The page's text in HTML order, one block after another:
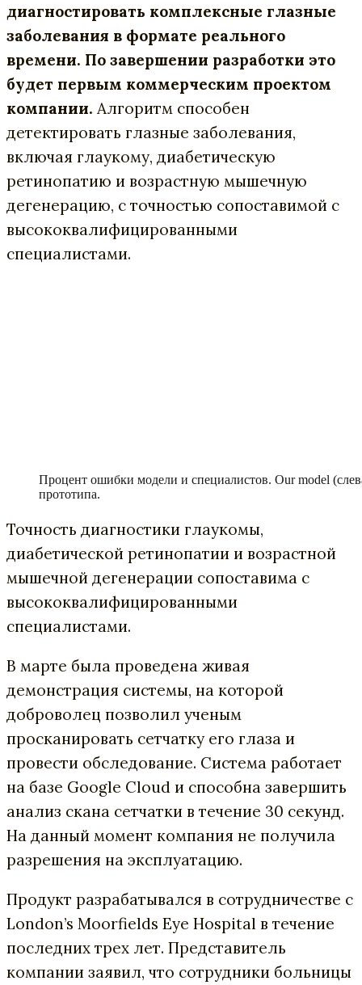
диагностировать комплексные глазные
заболевания в формате реального
времени. По завершении разработки это
будет первым коммерческим проектом
компании. Алгоритм способен
детектировать глазные заболевания,
включая глаукому, диабетическую
ретинопатию и возрастную мышечную
дегенерацию, с точностью сопоставимой с
высококвалифицированными
специалистами.
Процент ошибки модели и специалистов. Our model
прототипа.
Точность диагностики глаукомы,
диабетической ретинопатии и возрастной
мышечной дегенерации сопоставима с
высококвалифицированными
специалистами.
В марте была проведена живая
демонстрация системы, на которой
доброволец позволил ученым
просканировать сетчатку его глаза и
провести обследование. Система работает
на базе Google Cloud и способна завершить
анализ скана сетчатки в течение 30 секунд.
На данный момент компания не получила
разрешения на эксплуатацию.
Продукт разрабатывался в сотрудничестве с
London’s Moorfields Eye Hospital в течение
последних трех лет. Представитель
компании заявил, что сотрудники больницы